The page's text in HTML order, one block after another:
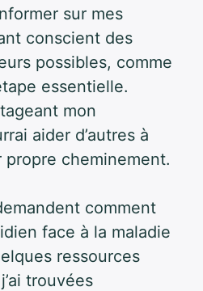
sur mes
conscient des
possibles, comme
essentielle.
mon
aider d’autres à
propre cheminement.
comment
face à la maladie
ressources
trouvées